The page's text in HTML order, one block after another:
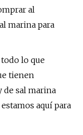
al
marina para
todo lo que
tienen
de sal marina
aquí para